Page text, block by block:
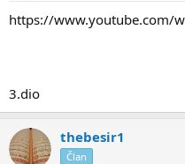
https://www.youtube.com/
3.dio
thebesir1
Član